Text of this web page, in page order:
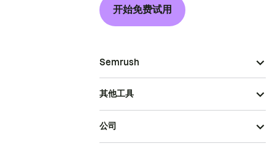
开始免费试用
Semrush
其他工具
公司